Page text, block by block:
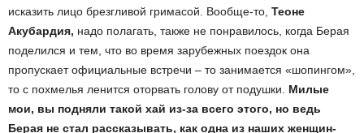
исказить лицо брезгливой гримасой. Вообще-то, Теоне
Акубардия, надо полагать, также не понравилось, когда Берая
поделился и тем, что во время зарубежных поездок она
пропускает официальные встречи – то занимается «шопингом»,
то с похмелья ленится оторвать голову от подушки. Милые
мои, вы подняли такой хай из-за всего этого, но ведь
Берая не стал рассказывать, как одна из наших женщин-